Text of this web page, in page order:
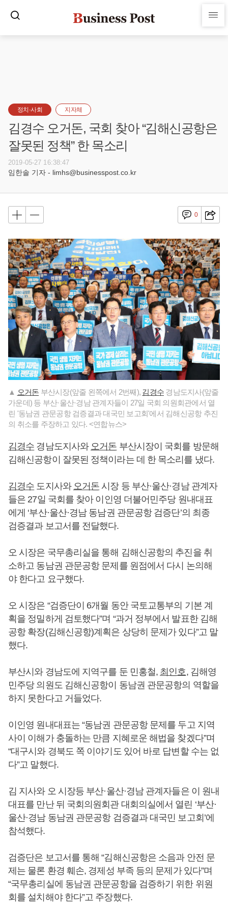
정치·사회 지자체
김경수 오거돈, 국회 찾아 “김해신공항은
잘못된 정책” 한 목소리
2019-05-27 16:38:47
임한솔 기자 - limhs@businesspost.co.kr
0
▲ 오거돈 부산시장(앞줄 왼쪽에서 2번째), 김경수 경남도지사(앞줄
가운데) 등 부산·울산·경남 관계자들이 27일 국회 의원회관에서 열
린 '동남권 관문공항 검증결과 대국민 보고회'에서 김해신공항 추진
의 취소를 주장하고 있다. <연합뉴스>
김경수 경남도지사와 오거돈 부산시장이 국회를 방문해
김해신공항이 잘못된 정책이라는 데 한 목소리를 냈다.
김경수 도지사와 오거돈 시장 등 부산·울산·경남 관계자
들은 27일 국회를 찾아 이인영 더불어민주당 원내대표
에게 ‘부산·울산·경남 동남권 관문공항 검증단’의 최종
검증결과 보고서를 전달했다.
오 시장은 국무총리실을 통해 김해신공항의 추진을 취
소하고 동남권 관문공항 문제를 원점에서 다시 논의해
야 한다고 요구했다.
오 시장은 “검증단이 6개월 동안 국토교통부의 기본 계
획을 정밀하게 검토했다”며 “과거 정부에서 발표한 김해
공항 확장(김해신공항)계획은 상당히 문제가 있다”고 말
했다.
부산시와 경남도에 지역구를 둔 민홍철, 최인호, 김해영
민주당 의원도 김해신공항이 동남권 관문공항의 역할을
하지 못한다고 거들었다.
이인영 원내대표는 “동남권 관문공항 문제를 두고 지역
사이 이해가 충돌하는 만큼 지혜로운 해법을 찾겠다”며
“대구시와 경북도 쪽 이야기도 있어 바로 답변할 수는 없
다”고 말했다.
김 지사와 오 시장등 부산·울산·경남 관계자들은 이 원내
대표를 만난 뒤 국회의원회관 대회의실에서 열린 ‘부산·
울산·경남 동남권 관문공항 검증결과 대국민 보고회’에
참석했다.
검증단은 보고서를 통해 “김해신공항은 소음과 안전 문
제는 물론 환경 훼손, 경제성 부족 등의 문제가 있다”며
“국무총리실에 동남권 관문공항을 검증하기 위한 위원
회를 설치해야 한다”고 주장했다.